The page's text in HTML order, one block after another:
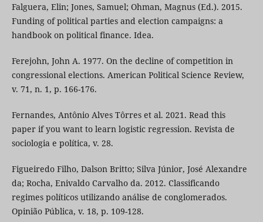
Falguera, Elin; Jones, Samuel; Ohman, Magnus (Ed.). 2015.
Funding of political parties and election campaigns: a
handbook on political finance. Idea.
Ferejohn, John A. 1977. On the decline of competition in
congressional elections. American Political Science Review,
v. 71, n. 1, p. 166-176.
Fernandes, Antônio Alves Tôrres et al. 2021. Read this
paper if you want to learn logistic regression. Revista de
sociologia e política, v. 28.
Figueiredo Filho, Dalson Britto; Silva Júnior, José Alexandre
da; Rocha, Enivaldo Carvalho da. 2012. Classificando
regimes políticos utilizando análise de conglomerados.
Opinião Pública, v. 18, p. 109-128.